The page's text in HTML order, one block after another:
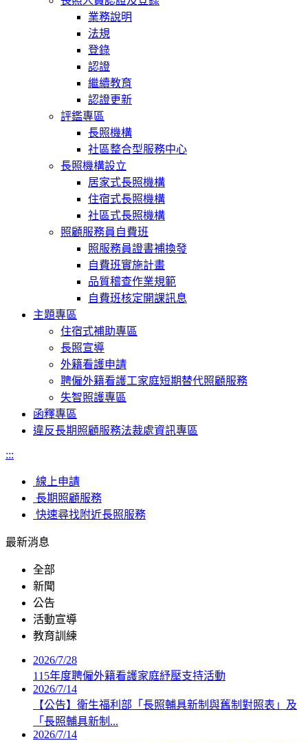
業務說明
法規
登錄
認證
繼續教育
認證更新
評鑑專區
長照機構
社區整合型服務中心
長照機構設立
居家式長照機構
住宿式長照機構
社區式長照機構
照顧服務員自費班
照服務員證書補換發
自費班實施計畫
品質稽查作業規範
自費班核定開課訊息
主題專區
住宿式補助專區
長照宣導
外籍看護申請
聘僱外籍看護工家庭短期替代照顧服務
失智照護專區
函釋專區
違反長期照顧服務法裁處資訊專區
:::
線上申請
長期照顧服務
快速尋找附近長照服務
最新消息
全部
新聞
公告
活動宣導
教育訓練
2026/7/28
115年度聘僱外籍看護家庭紓壓支持活動
2026/7/14
【公告】衛生福利部「長照輔具新制與舊制對照表」及
「長照輔具新制...
2026/7/14